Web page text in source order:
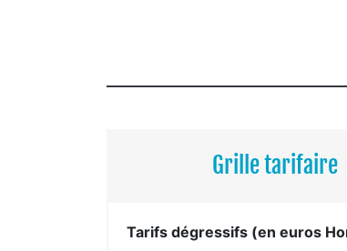
Grille tarifaire
Tarifs dégressifs (en euros